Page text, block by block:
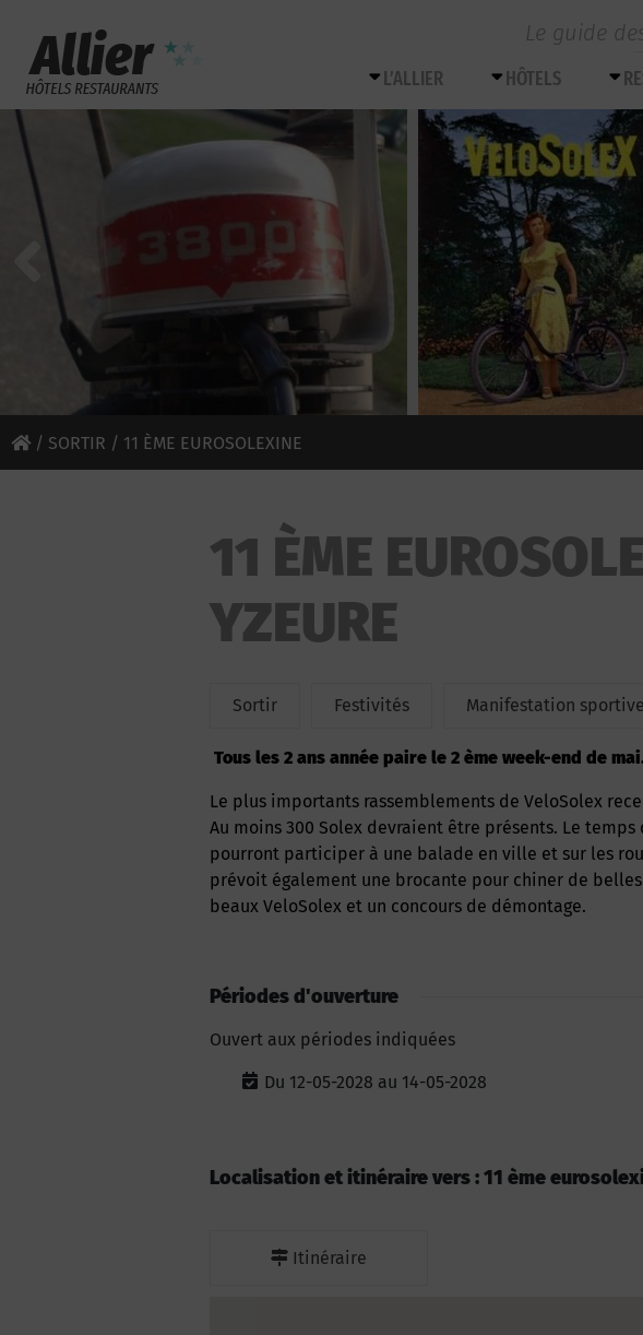
Le guide
L’ALLIER HÔTELS
/ SORTIR / 11 ÈME EUROSOLEXINE
11 ÈME
YZEURE
Sortir Festivités Manifestation sportive
Tous les 2 ans année paire le 2 ème week-end de
Le plus importants rassemblements de VeloSolex
Au moins 300 Solex devraient être présents. Le
pourront participer à une balade en ville et sur les
prévoit également une brocante pour chiner de
beaux VeloSolex et un concours de démontage.
Périodes d'ouverture
Ouvert aux périodes indiquées
Du 12-05-2028 au 14-05-2028
Localisation et itinéraire vers : 11 ème
Itinéraire